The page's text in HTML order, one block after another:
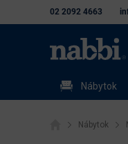
02 2092 4663
Nábytok
Nábytok